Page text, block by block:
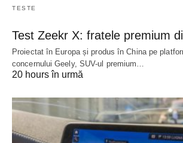
TESTE
Test Zeekr X: fratele premium
Proiectat în Europa și produs în China pe
concernului Geely, SUV-ul premium…
20 hours în urmă